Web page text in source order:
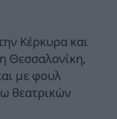
Κέρκυρα και
Θεσσαλονίκη,
με φουλ
θεατρικών